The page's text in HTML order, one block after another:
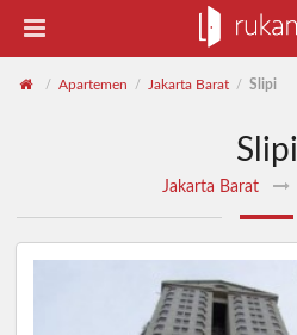
/ Apartemen / Jakarta Barat / Slipi
Slipi
Jakarta Barat